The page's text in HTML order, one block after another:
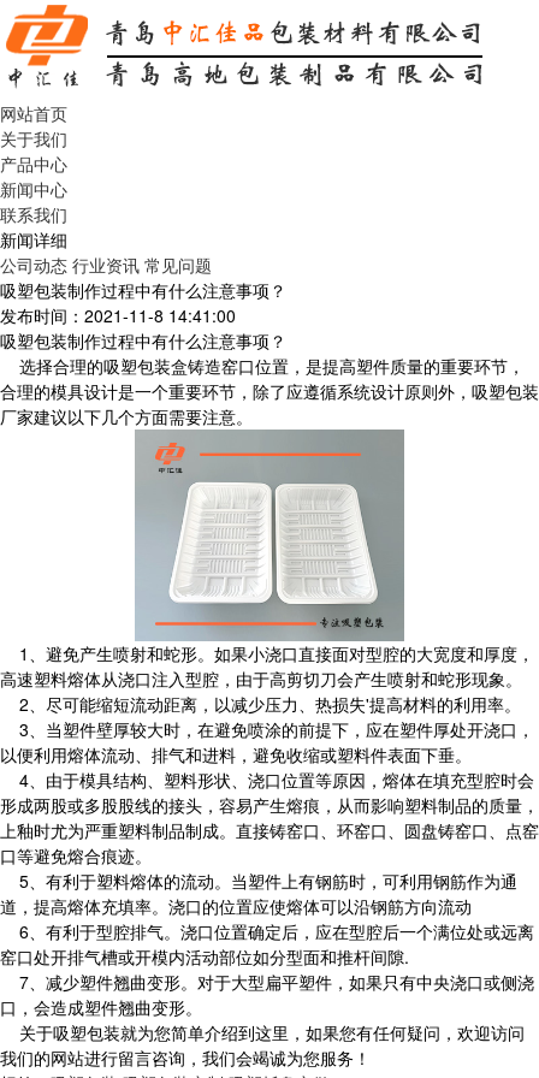
网站首页
关于我们
产品中心
新闻中心
联系我们
新闻详细
公司动态 行业资讯 常见问题
吸塑包装制作过程中有什么注意事项？
发布时间：2021-11-8 14:41:00
吸塑包装制作过程中有什么注意事项？
选择合理的吸塑包装盒铸造窑口位置，是提高塑件质量的重要环节，
合理的模具设计是一个重要环节，除了应遵循系统设计原则外，吸塑包装
厂家建议以下几个方面需要注意。
1、避免产生喷射和蛇形。如果小浇口直接面对型腔的大宽度和厚度，
高速塑料熔体从浇口注入型腔，由于高剪切刀会产生喷射和蛇形现象。
2、尽可能缩短流动距离，以减少压力、热损失'提高材料的利用率。
3、当塑件壁厚较大时，在避免喷涂的前提下，应在塑件厚处开浇口，
以便利用熔体流动、排气和进料，避免收缩或塑料件表面下垂。
4、由于模具结构、塑料形状、浇口位置等原因，熔体在填充型腔时会
形成两股或多股股线的接头，容易产生熔痕，从而影响塑料制品的质量，
上釉时尤为严重塑料制品制成。直接铸窑口、环窑口、圆盘铸窑口、点窑
口等避免熔合痕迹。
5、有利于塑料熔体的流动。当塑件上有钢筋时，可利用钢筋作为通
道，提高熔体充填率。浇口的位置应使熔体可以沿钢筋方向流动
6、有利于型腔排气。浇口位置确定后，应在型腔后一个满位处或远离
窑口处开排气槽或开模内活动部位如分型面和推杆间隙.
7、减少塑件翘曲变形。对于大型扁平塑件，如果只有中央浇口或侧浇
口，会造成塑件翘曲变形。
关于吸塑包装就为您简单介绍到这里，如果您有任何疑问，欢迎访问
我们的网站进行留言咨询，我们会竭诚为您服务！